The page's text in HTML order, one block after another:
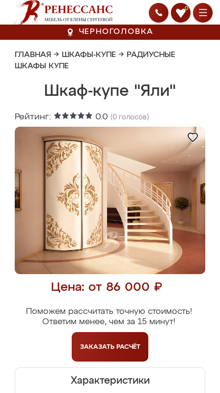
0
ЧЕРНОГОЛОВКА
ГЛАВНАЯ → ШКАФЫ-КУПЕ → РАДИУСНЫЕ
ШКАФЫ КУПЕ
Шкаф-купе "Яли"
Рейтинг: 0.0 (0 голосов)
Цена: от 86 000 ₽
Поможем рассчитать точную стоимость!
Ответим менее, чем за 15 минут!
ЗАКАЗАТЬ РАСЧЁТ
Характеристики